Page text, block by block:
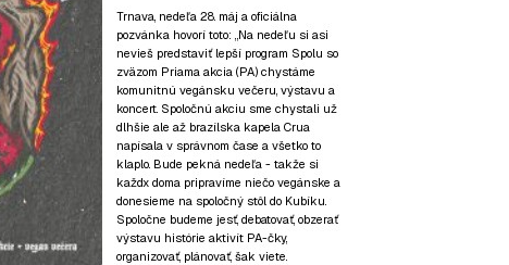
Trnava, nedeľa 28. máj a oficiálna
pozvánka hovorí toto: „Na nedeľu si asi
nevieš predstaviť lepší program Spolu so
zväzom Priama akcia (PA) chystáme
komunitnú vegánsku večeru, výstavu a
koncert. Spoločnú akciu sme chystali už
dlhšie ale až brazílska kapela Crua
napísala v správnom čase a všetko to
klaplo. Bude pekná nedeľa - takže si
každx doma pripravíme niečo vegánske a
donesieme na spoločný stôl do Kubíku.
Spoločne budeme jesť, debatovať, obzerať
výstavu histórie aktivít PA-čky,
organizovať, plánovať, šak viete.